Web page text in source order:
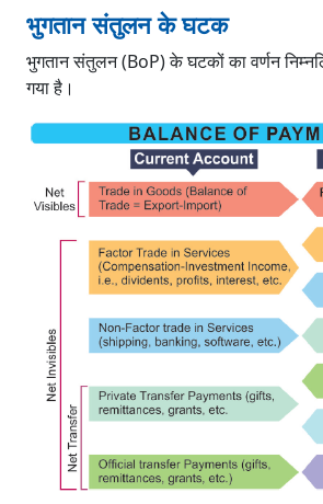
भुगतान संतुलन के घटक
भुगतान संतुलन (BoP) के घटकों का वर्णन
गया है।